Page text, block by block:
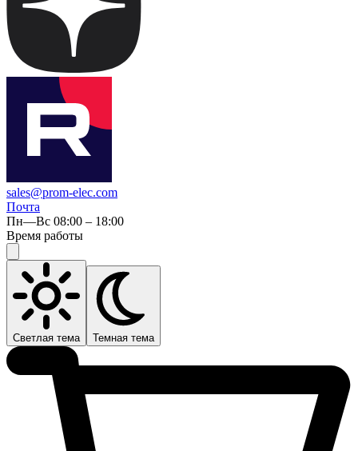
sales@prom-elec.com
Почта
Пн—Вс 08:00 – 18:00
Время работы
Светлая тема Темная тема